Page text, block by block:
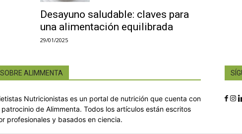
Desayuno saludable: claves para
una alimentación equilibrada
29/01/2025
SOBRE ALIMMENTA
Nutricionistas es un portal de nutrición que cuenta con
patrocinio de Alimmenta. Todos los artículos están escritos
profesionales y basados en ciencia.